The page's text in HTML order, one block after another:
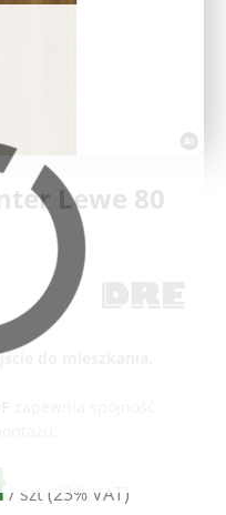
Lewe 80
do mieszkania
/ szt(23% VAT)